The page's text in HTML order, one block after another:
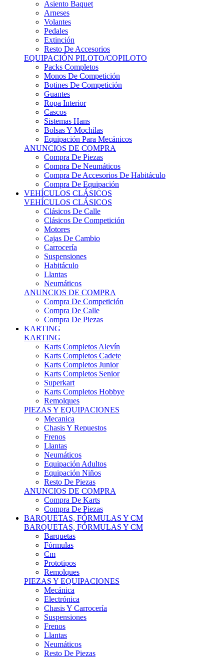
Asiento Baquet
Arneses
Volantes
Pedales
Extinción
Resto De Accesorios
EQUIPACIÓN PILOTO/COPILOTO
Packs Completos
Monos De Competición
Botines De Competición
Guantes
Ropa Interior
Cascos
Sistemas Hans
Bolsas Y Mochilas
Equipación Para Mecánicos
ANUNCIOS DE COMPRA
Compra De Piezas
Compra De Neumáticos
Compra De Accesorios De Habitáculo
Compra De Equipación
VEHÍCULOS CLÁSICOS
VEHÍCULOS CLÁSICOS
Clásicos De Calle
Clásicos De Competición
Motores
Cajas De Cambio
Carrocería
Suspensiones
Habitáculo
Llantas
Neumáticos
ANUNCIOS DE COMPRA
Compra De Competición
Compra De Calle
Compra De Piezas
KARTING
KARTING
Karts Completos Alevín
Karts Completos Cadete
Karts Completos Junior
Karts Completos Senior
Superkart
Karts Completos Hobbye
Remolques
PIEZAS Y EQUIPACIONES
Mecanica
Chasis Y Repuestos
Frenos
Llantas
Neumáticos
Equipación Adultos
Equipación Niños
Resto De Piezas
ANUNCIOS DE COMPRA
Compra De Karts
Compra De Piezas
BARQUETAS, FÓRMULAS Y CM
BARQUETAS, FÓRMULAS Y CM
Barquetas
Fórmulas
Cm
Prototipos
Remolques
PIEZAS Y EQUIPACIONES
Mecánica
Electrónica
Chasis Y Carrocería
Suspensiones
Frenos
Llantas
Neumáticos
Resto De Piezas